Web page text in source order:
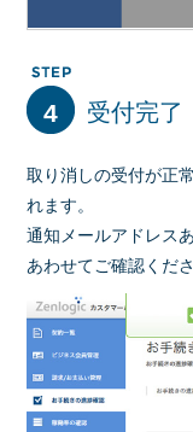
4 受付完了
取り消しの受付が正
れます。
通知メールアドレス
あわせてご確認くださ